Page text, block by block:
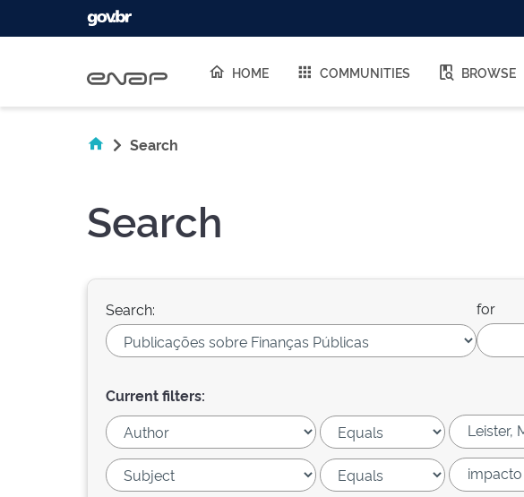
HOME COMMUNITIES BROWSE
Search
Search
Search: for
Current filters: